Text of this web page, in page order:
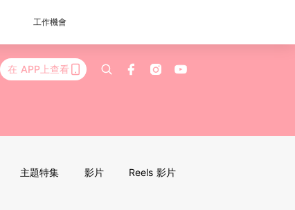
工作機會
在 APP上查看
主題特集 影片 Reels 影片